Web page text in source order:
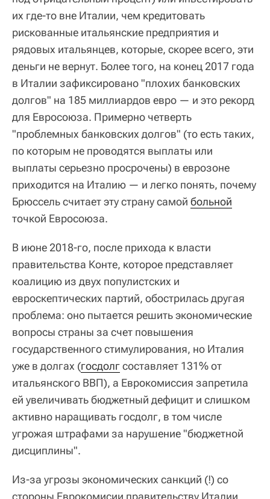
их где-то вне Италии, чем кредитовать
рискованные итальянские предприятия и
рядовых итальянцев, которые, скорее всего, эти
деньги не вернут. Более того, на конец 2017 года
в Италии зафиксировано "плохих банковских
долгов" на 185 миллиардов евро — и это рекорд
для Евросоюза. Примерно четверть
"проблемных банковских долгов" (то есть таких,
по которым не проводятся выплаты или
выплаты серьезно просрочены) в еврозоне
приходится на Италию — и легко понять, почему
Брюссель считает эту страну самой больной
точкой Евросоюза.
В июне 2018-го, после прихода к власти
правительства Конте, которое представляет
коалицию из двух популистских и
евроскептических партий, обострилась другая
проблема: оно пытается решить экономические
вопросы страны за счет повышения
государственного стимулирования, но Италия
уже в долгах (госдолгсоставляет 131% от
итальянского ВВП), а Еврокомиссия запретила
ей увеличивать бюджетный дефицит и слишком
активно наращивать госдолг, в том числе
угрожая штрафами за нарушение "бюджетной
дисциплины".
Из-за угрозы экономических санкций (!) со
стороны Еврокомисии правительству Италии